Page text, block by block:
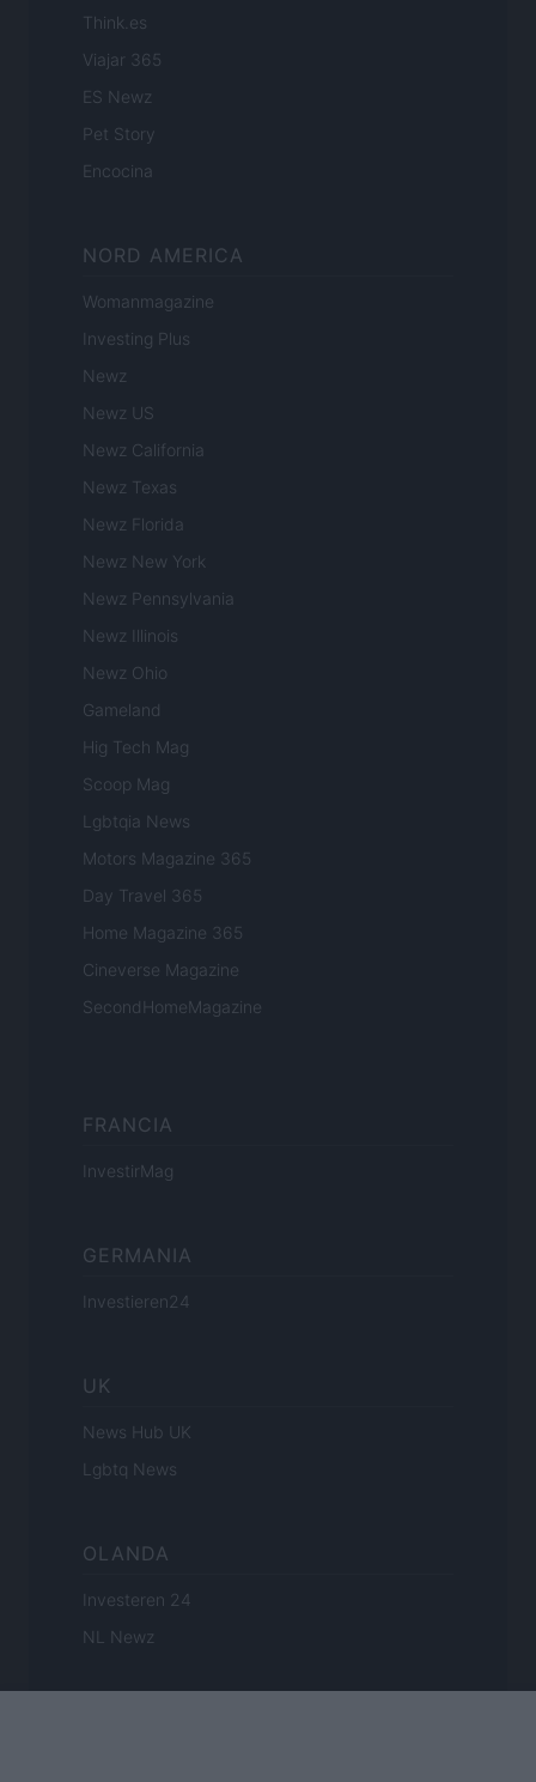
Think.es
Viajar 365
ES Newz
Pet Story
Encocina
NORD AMERICA
Womanmagazine
Investing Plus
Newz
Newz US
Newz California
Newz Texas
Newz Florida
Newz New York
Newz Pennsylvania
Newz Illinois
Newz Ohio
Gameland
Hig Tech Mag
Scoop Mag
Lgbtqia News
Motors Magazine 365
Day Travel 365
Home Magazine 365
Cineverse Magazine
SecondHomeMagazine
FRANCIA
InvestirMag
GERMANIA
Investieren24
UK
News Hub UK
Lgbtq News
OLANDA
Investeren 24
NL Newz